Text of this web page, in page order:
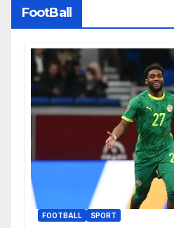
FootBall
FOOTBALL SPORT